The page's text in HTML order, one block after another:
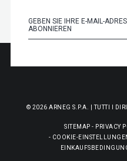
© 2026 ARNEG S.P.A. | TUTTI I
SITEMAP - PRIVACY
- COOKIE-